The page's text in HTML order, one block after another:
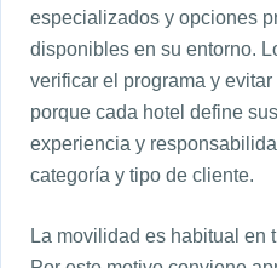
especializados y opciones
disponibles en su entorno.
verificar el programa y
porque cada hotel define
experiencia y
categoría y tipo de cliente.
La movilidad es habitual en